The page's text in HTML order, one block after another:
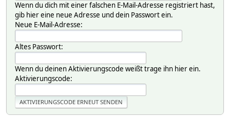
Wenn du dich mit einer falschen E-Mail-Adresse registriert hast,
gib hier eine neue Adresse und dein Passwort ein.
Neue E-Mail-Adresse:
Altes Passwort:
Wenn du deinen Aktivierungscode weißt trage ihn hier ein.
Aktivierungscode: